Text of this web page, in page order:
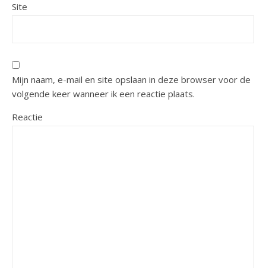
Site
Mijn naam, e-mail en site opslaan in deze browser voor de
volgende keer wanneer ik een reactie plaats.
Reactie